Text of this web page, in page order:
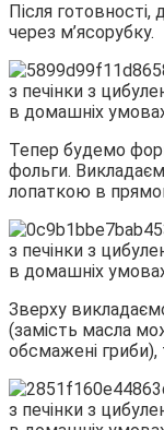
Після готовності,
через м’ясорубку.
Тепер будемо
фольги.
лопаткою в
Зверху
(замість масла
обсмажені